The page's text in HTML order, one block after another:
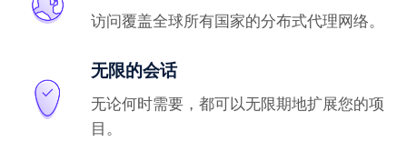
访问覆盖全球所有国家的分布式代理网络。
无限的会话
无论何时需要，都可以无限期地扩展您的项
目。